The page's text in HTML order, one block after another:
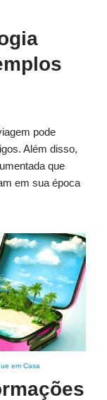
pode
Além disso,
que
em sua época
em Casa